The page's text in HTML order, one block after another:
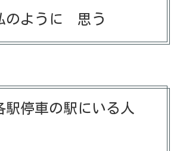
のように 思う
駅停車の駅にいる人